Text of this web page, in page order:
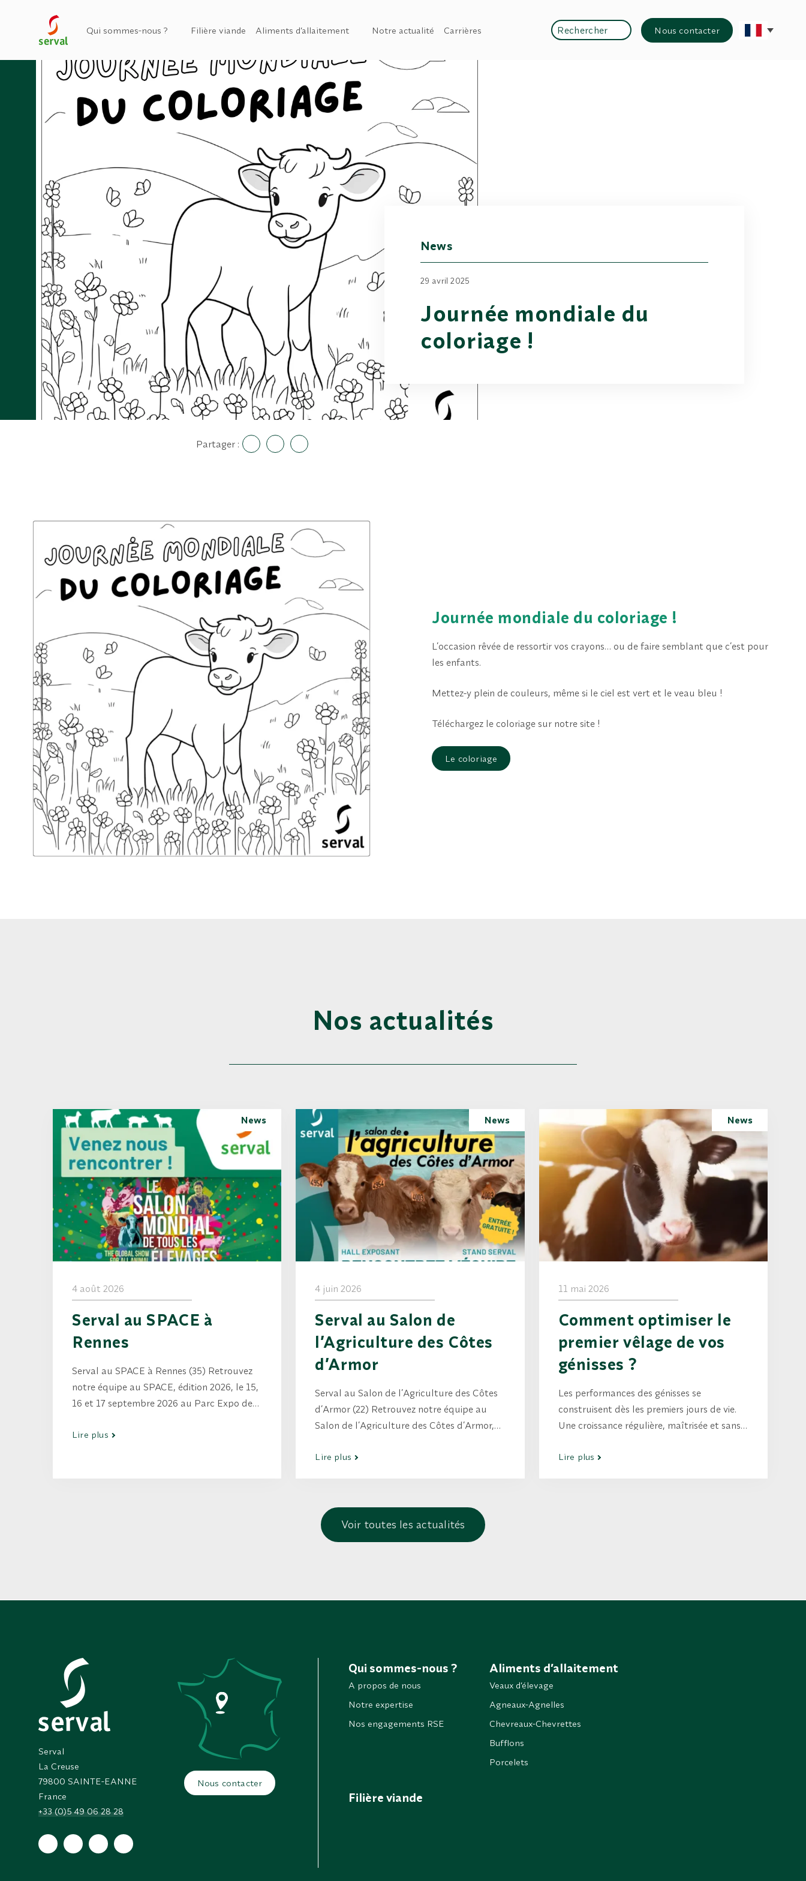
Qui sommes-nous ? Filière viande Aliments d’allaitement Notre actualité Carrières
Rechercher
RechercherNous contacter
in
News
29 avril 2025
Journée mondiale du
coloriage !
Partager :
Journée mondiale du coloriage !
L’occasion rêvée de ressortir vos crayons… ou de faire semblant que c’est pour
les enfants.
Mettez-y plein de couleurs, même si le ciel est vert et le veau bleu !
Téléchargez le coloriage sur notre site !
Le coloriage
Nos actualités
News
4 août 2026
Serval au SPACE à
Rennes
Serval au SPACE à Rennes (35) Retrouvez
notre équipe au SPACE, édition 2026, le 15,
16 et 17 septembre 2026 au Parc Expo de
venir échanger avec nos experts. Nous
Lire plus
News
4 juin 2026
Serval au Salon de
l’Agriculture des Côtes
d’Armor
Serval au Salon de l’Agriculture des Côtes
d’Armor (22) Retrouvez notre équipe au
Salon de l’Agriculture des Côtes d’Armor,
Loudéac. Profitez de cet événement pour
Lire plus
News
11 mai 2026
Comment optimiser le
premier vêlage de vos
génisses ?
Les performances des génisses se
construisent dès les premiers jours de vie.
Une croissance régulière, maîtrisée et sans
vêlage, avec un objectif situé autour de 24
Lire plus
Voir toutes les actualités
Serval
La Creuse
79800 SAINTE-EANNE
France
+33 (0)5 49 06 28 28
Nous contacter
Qui sommes-nous ?
A propos de nous
Notre expertise
Nos engagements RSE
Aliments d’allaitement
Veaux d’élevage
Agneaux-Agnelles
Chevreaux-Chevrettes
Bufflons
Porcelets
Filière viande